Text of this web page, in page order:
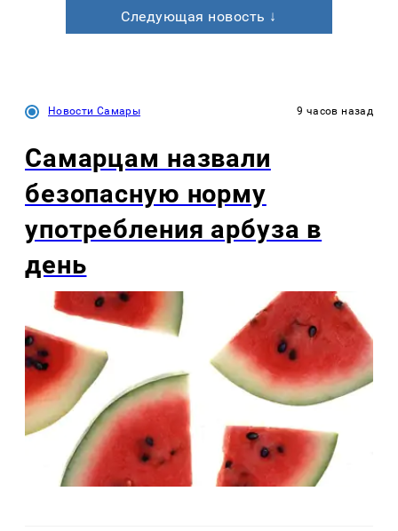
Следующая новость ↓
Новости Самары 9 часов назад
Самарцам назвали
безопасную норму
употребления арбуза в
день